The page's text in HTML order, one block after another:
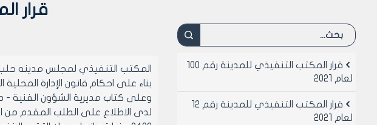
قرار
المكتب التنفيذي لمجلس مدينه
بناء على احكام قانون الإدارة المحلية الصادر بالمرسوم
وعلى كتاب مديرية الشؤون الفنية - دائرة
قرار المكتب التنفيذي للمدينة رقم 100
لعام 2021
قرار المكتب التنفيذي للمدينة رقم 12
لعام 2021